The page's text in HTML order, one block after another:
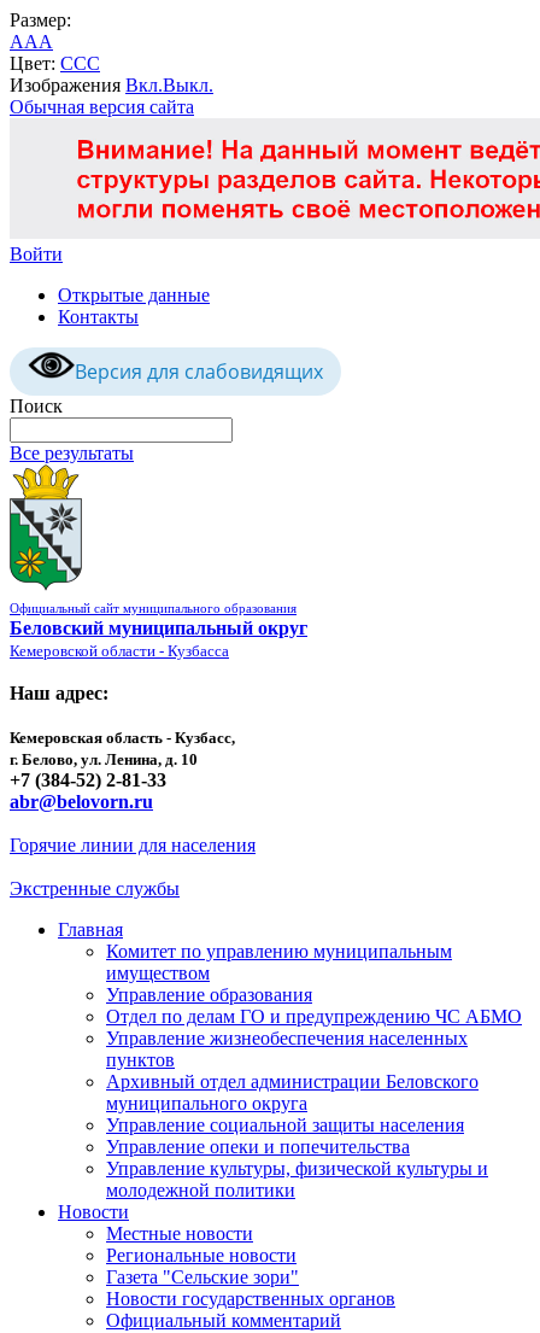
Размер:
AAA
Цвет: CCC
Изображения Вкл.Выкл.
Обычная версия сайта
Войти
Открытые данные
Контакты
Версия для слабовидящих
Поиск
Все результаты
Официальный сайт муниципального образования
Беловский муниципальный округ
Кемеровской области - Кузбасса
Наш адрес:
Кемеровская область - Кузбасс,
г. Белово, ул. Ленина, д. 10
+7 (384-52) 2-81-33
abr@belovorn.ru
Горячие линии для населения
Экстренные службы
Главная
Комитет по управлению муниципальным
имуществом
Управление образования
Отдел по делам ГО и предупреждению ЧС АБМО
Управление жизнеобеспечения населенных
пунктов
Архивный отдел администрации Беловского
муниципального округа
Управление социальной защиты населения
Управление опеки и попечительства
Управление культуры, физической культуры и
молодежной политики
Новости
Местные новости
Региональные новости
Газета "Сельские зори"
Новости государственных органов
Официальный комментарий